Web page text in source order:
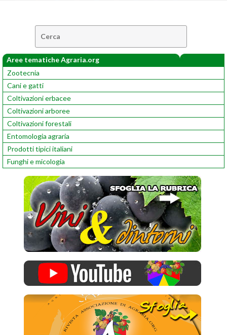
Aree tematiche Agraria.org
Zootecnia
Cani e gatti
Coltivazioni erbacee
Coltivazioni arboree
Coltivazioni forestali
Entomologia agraria
Prodotti tipici italiani
Funghi e micologia